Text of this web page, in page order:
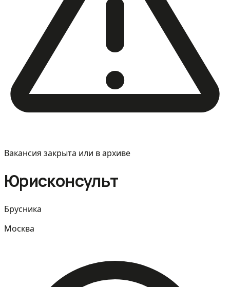
Вакансия закрыта или в архиве
Юрисконсульт
Брусника
Москва